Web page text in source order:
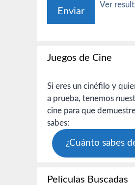
Ver
Juegos de Cine
Si eres un cinéfilo y
a prueba, tenemos
cine para que
sabes:
¿Cuánto sabes
Películas Buscadas